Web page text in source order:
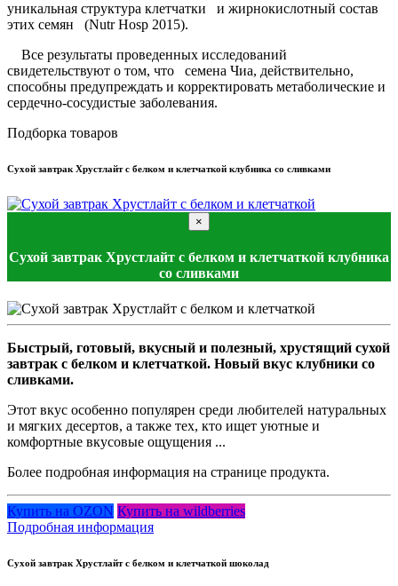
уникальная структура клетчатки и жирнокислотный состав
этих семян (Nutr Hosp 2015).
Все результаты проведенных исследований
свидетельствуют о том, что семена Чиа, действительно,
способны предупреждать и корректировать метаболические и
сердечно-сосудистые заболевания.
Подборка товаров
Сухой завтрак Хрустлайт с белком и клетчаткой клубника со сливками
×
Сухой завтрак Хрустлайт с белком и клетчаткой клубника
со сливками
Быстрый, готовый, вкусный и полезный, хрустящий сухой
завтрак с белком и клетчаткой. Новый вкус клубники со
сливками.
Этот вкус особенно популярен среди любителей натуральных
и мягких десертов, а также тех, кто ищет уютные и
комфортные вкусовые ощущения ...
Более подробная информация на странице продукта.
Купить на OZON Купить на wildberries
Подробная информация
Сухой завтрак Хрустлайт с белком и клетчаткой шоколад